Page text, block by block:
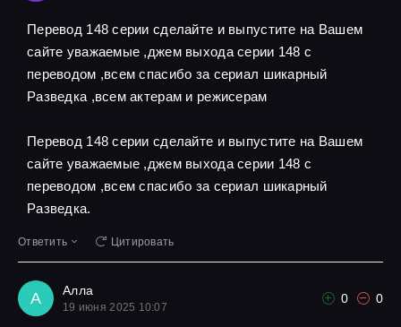
Перевод 148 серии сделайте и выпустите на Вашем
сайте уважаемые ,джем выхода серии 148 с
переводом ,всем спасибо за сериал шикарный
Разведка ,всем актерам и режисерам
Перевод 148 серии сделайте и выпустите на Вашем
сайте уважаемые ,джем выхода серии 148 с
переводом ,всем спасибо за сериал шикарный
Разведка.
Ответить Цитировать
А Алла
19 июня 2025 10:07
0 0